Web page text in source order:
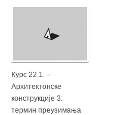
Курс 22.1. –
Архитектонске
конструкције 3:
термин преузимања